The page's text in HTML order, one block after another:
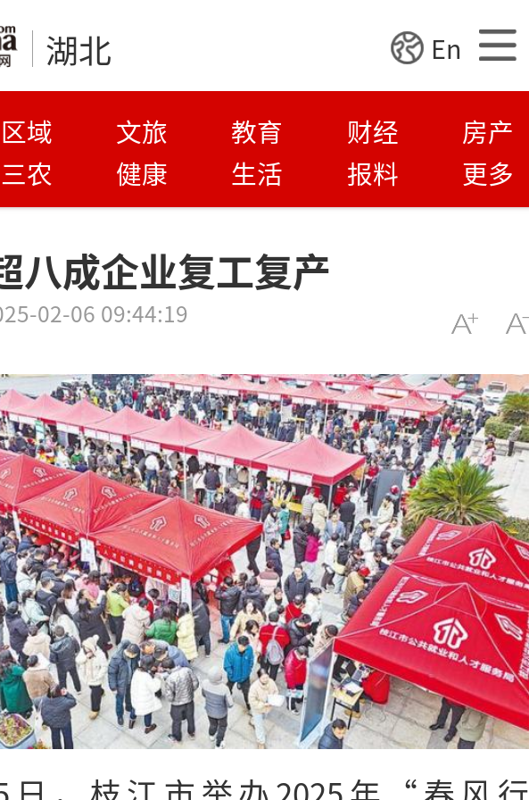
湖北 En
区域 文旅 教育 财经
房产
三农
健康 生活 报料 更多
八成企业复工复产
02-06 09:44:19